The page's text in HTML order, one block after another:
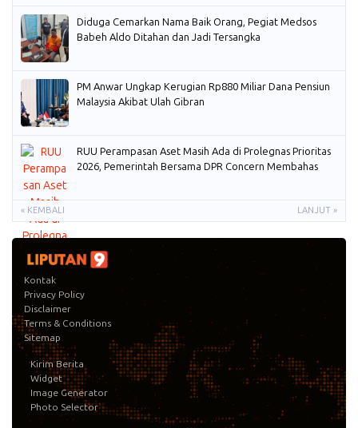
Diduga Cemarkan Nama Baik Orang, Pegiat Medsos
Babeh Aldo Ditahan dan Jadi Tersangka
PM Anwar Ungkap Kerugian Rp880 Miliar Dana Pensiun
Malaysia Akibat Ulah Gibran
RUU Perampasan Aset Masih Ada di Prolegnas Prioritas
2026, Pemerintah Bersama DPR Concern Membahas
« KEMBALI LANJUT »
Kontak
Privacy Policy
Disclaimer
Terms & Conditions
Sitemap
Kirim Berita
Widget
Image Generator
Photo Selector